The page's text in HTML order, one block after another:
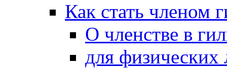
Как стать членом
О членстве в
для физических